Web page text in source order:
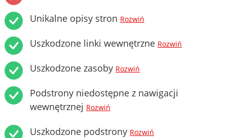
Unikalne opisy stron Rozwiń
Uszkodzone linki wewnętrzne Rozwiń
Uszkodzone zasoby Rozwiń
Podstrony niedostępne z nawigacji
wewnętrznej Rozwiń
Uszkodzone podstrony Rozwiń